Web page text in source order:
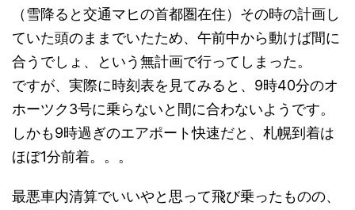
（雪降ると交通マヒの首都圏在住）その時の計画し
ていた頭のままでいたため、午前中から動けば間に
合うでしょ、という無計画で行ってしまった。
ですが、実際に時刻表を見てみると、9時40分のオ
ホーツク3号に乗らないと間に合わないようです。
しかも9時過ぎのエアポート快速だと、札幌到着は
ほぼ1分前着。。。
最悪車内清算でいいやと思って飛び乗ったものの、